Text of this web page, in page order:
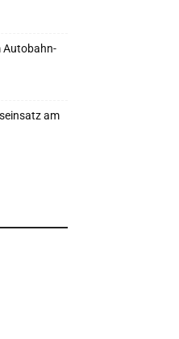
Autobahn-
am